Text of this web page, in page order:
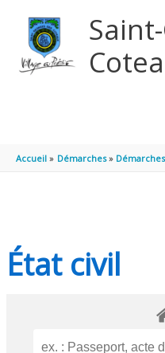
Accueil Démarches
État civil